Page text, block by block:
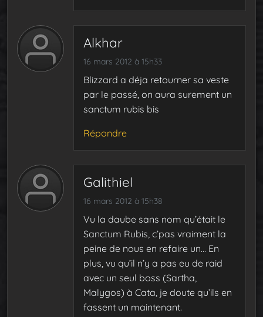
Alkhar
16 mars 2012 à 15h33
Blizzard a déja retourner sa veste
par le passé, on aura surement un
sanctum rubis bis
Répondre
Galithiel
16 mars 2012 à 15h38
Vu la daube sans nom qu’était le
Sanctum Rubis, c’pas vraiment la
peine de nous en refaire un… En
plus, vu qu’il n’y a pas eu de raid
avec un seul boss (Sartha,
Malygos) à Cata, je doute qu’ils en
fassent un maintenant.